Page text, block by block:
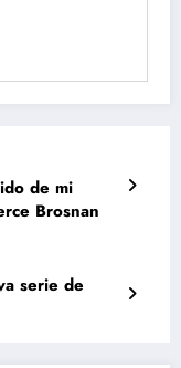
de mi
Brosnan
serie de